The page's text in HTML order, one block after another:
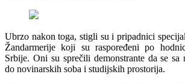
Ubrzo nakon toga, stigli su i pripadnici
Žandarmerije koji su raspoređeni po
Srbije. Oni su sprečili demonstrante da se sa
do novinarskih soba i studijskih prostorija.